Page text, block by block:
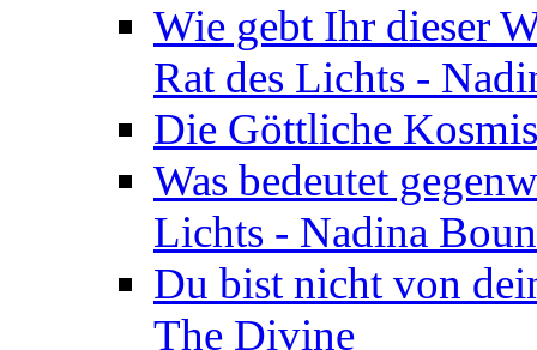
Wie gebt Ihr dieser
Rat des Lichts -
Die Göttliche
Was bedeutet
Lichts - Nadina Boun
Du bist nicht von
The Divine